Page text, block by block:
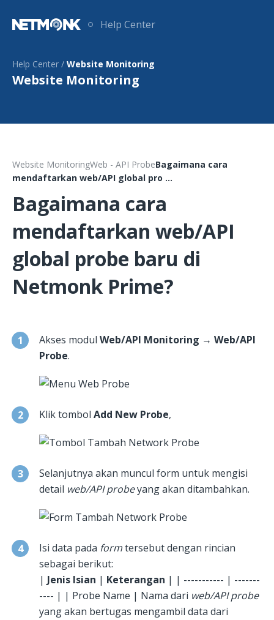
Help Center
Help Center / Website Monitoring
Website Monitoring
Website MonitoringWeb - API ProbeBagaimana cara
mendaftarkan web/API global pro ...
Bagaimana cara
mendaftarkan web/API
global probe baru di
Netmonk Prime?
Akses modul Web/API Monitoring → Web/API
Probe.
Klik tombol Add New Probe,
Selanjutnya akan muncul form untuk mengisi
detail web/API probeyang akan ditambahkan.
Isi data pada formtersebut dengan rincian
sebagai berikut:
| Jenis Isian | Keterangan | | ----------- | -------
---- | | Probe Name | Nama dari web/API probe
yang akan bertugas mengambil data dari